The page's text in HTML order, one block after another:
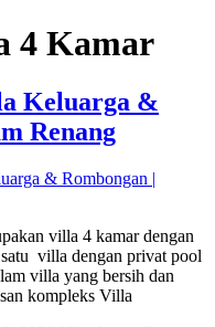
4 Kamar
Keluarga &
Renang
villa 4 kamar dengan
villa dengan privat pool
villa yang bersih dan
kompleks Villa